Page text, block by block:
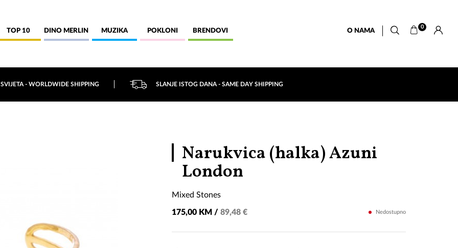
TOP 10 DINO MERLIN MUZIKA POKLONI BRENDOVI O NAMA
0
- WORLDWIDE SHIPPING SLANJE ISTOG DANA - SAME DAY SHIPPING
Narukvica (halka) Azuni
London
Mixed Stones
175,00 KM /89,48 € Nedostupno